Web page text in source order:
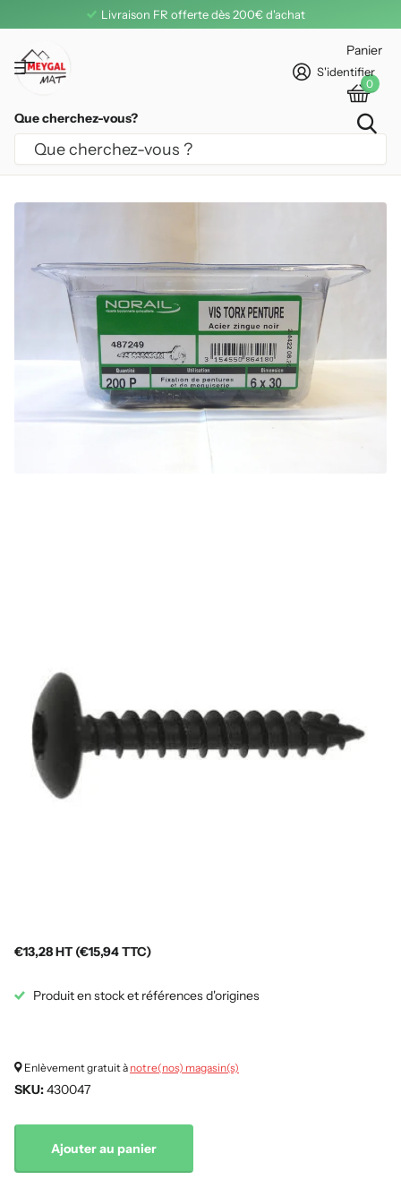
Livraison FR offerte dès 200€ d'achat
Que cherchez-vous?
S'identifier
Panier
0
VIS PENTURE 6 X 30 NORAIL
€13,28 HT (€15,94 TTC)
Produit en stock et références d'origines
Enlèvement gratuit à notre(nos) magasin(s)
SKU:430047
Ajouter au panier